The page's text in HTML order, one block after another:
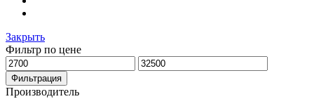
Закрыть
Фильтр по цене
Минимальная
цена
Максимальная
цена
Фильтрация
Производитель